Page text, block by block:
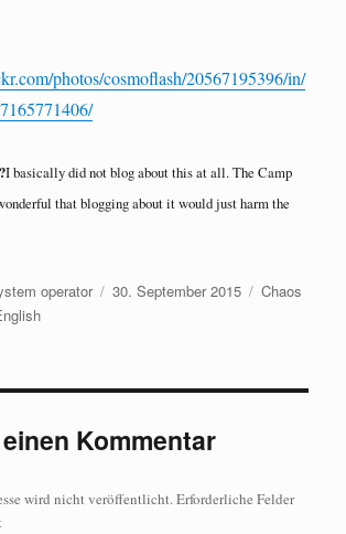
photos/cosmoflash/20567195396/in/
I basically did not blog about this at all. The Camp
that blogging about it would just harm the
operator
Veröffentlicht
30. September 2015 Kategorien
Chaos
Kommentar
wird nicht veröffentlicht.Erforderliche Felder